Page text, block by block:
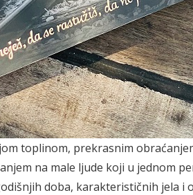
toplinom, prekrasnim
na male ljude koji u jednom
doba, karakterističnih jela i